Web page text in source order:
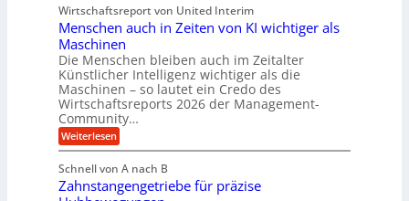
n
b
a
u
i
a
l
B
u
s
i
n
e
s
s
c
o
s
l
l
s
c
h
u
t
z
s
c
h
l
ä
c
g
u
l
a
T
e
c
h
n
o
l
o
g
i
e
Wirtschaftsreport von United Interim
Menschen auch in Zeiten von KI wichtiger als
Maschinen
Die Menschen bleiben auch im Zeitalter
Künstlicher Intelligenz wichtiger als die
Maschinen – so lautet ein Credo des
Wirtschaftsreports 2026 der Management-
Community…
Weiterlesen:
M
n
s
Schnell von A nach B
Zahnstangengetriebe für präzise